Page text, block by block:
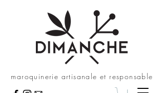
maroquinerie artisanale et responsable